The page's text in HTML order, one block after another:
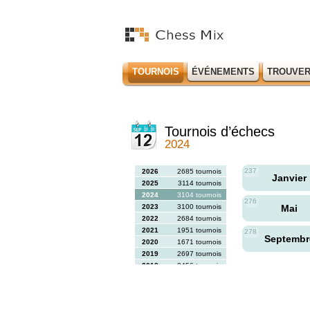
TOURNOIS ÉVÉNEMENTS
Tournois d’échecs
2024
2026
2685 tournois
2025
3114 tournois
2024
3104 tournois
2023
3100 tournois
2022
2684 tournois
2021
1951 tournois
2020
1671 tournois
2019
2697 tournois
2018
2456 tournois
237
Janvier
276
Mai
278